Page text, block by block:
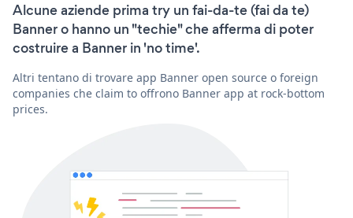
Alcune aziende prima try un fai-da-te (fai da te)
Banner o hanno un "techie" che afferma di poter
costruire a Banner in 'no time'.
Altri tentano di trovare app Banner open source o foreign
companies che claim to offrono Banner app at rock-bottom
prices.